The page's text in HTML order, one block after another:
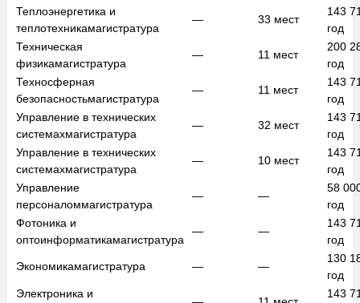
Теплоэнергетика и
теплотехникамагистратура
— 33 мест
143
год
Техническая
физикамагистратура
— 11 мест
200
год
Техносферная
безопасностьмагистратура
— 11 мест
143
год
Управление в технических
системахмагистратура
— 32 мест
143
год
Управление в технических
системахмагистратура
— 10 мест
143
год
Управление
персоналоммагистратура
— —
58
год
Фотоника и
оптоинформатикамагистратура
— —
143
год
Экономикамагистратура — —
130
год
Электроника и
143